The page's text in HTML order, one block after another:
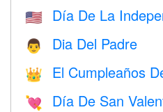
🇺🇸 Día De La
👨 Dia Del Padre
👑 El Cumpleaños
💘 Día De San